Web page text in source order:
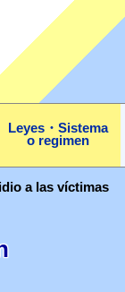
Leyes・Sistema
o regimen
a las víctimas